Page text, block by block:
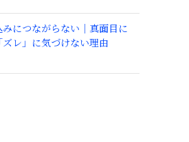
につながらない｜真面目に
レ」に気づけない理由